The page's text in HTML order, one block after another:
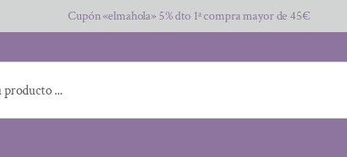
Cupón «elmahola» 5% dto 1ª compra mayor de 45€